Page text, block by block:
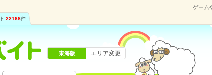
ゲーム
22168件
東海版 エリア変更